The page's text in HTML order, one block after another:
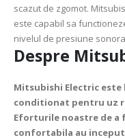
scazut de zgomot.
este capabil sa
nivelul de presiune
Despre
Mitsubishi Electric este
conditionat pentru uz
Eforturile noastre de a
confortabila au inceput